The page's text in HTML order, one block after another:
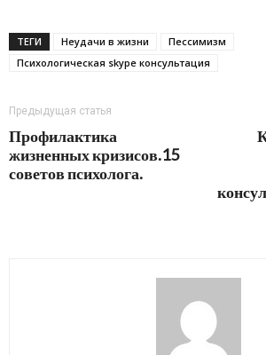
ТЕГИ Неудачи в жизни
Пессимизм
Психологическая skype консультация
Предыдущая статья
Профилактика
жизненных кризисов.15
советов психолога.